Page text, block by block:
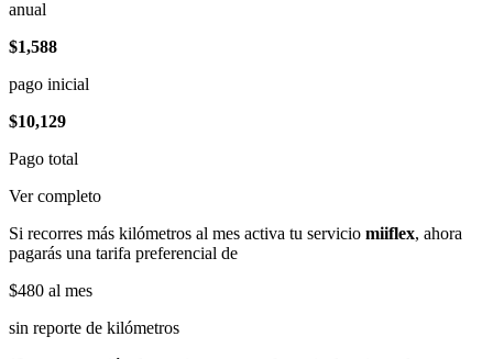
anual
$1,588
pago inicial
$10,129
Pago total
Ver completo
Si recorres más kilómetros al mes activa tu servicio miiflex, ahora
pagarás una tarifa preferencial de
$480 al mes
sin reporte de kilómetros